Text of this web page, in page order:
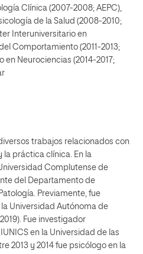
Clínica (2007-2008; AEPC),
de la Salud (2008-2010;
Interuniversitario en
Comportamiento (2011-2013;
en Neurociencias (2014-2017;
trabajos relacionados con
la práctica clínica. En la
Complutense de
del Departamento de
Previamente, fue
Universidad Autónoma de
Fue investigador
en la Universidad de las
2013 y 2014 fue psicólogo en la